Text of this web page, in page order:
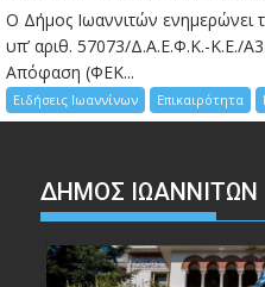
Ο Δήμος Ιωαννιτών ενημερώνει
υπ’ αριθ. 57073/Δ.Α.Ε.Φ.Κ.-Κ.Ε./
Απόφαση (ΦΕΚ...
Ειδήσεις Ιωαννίνων Επικαιρότητα
ΔΗΜΟΣ ΙΩΑΝΝΙΤΩΝ